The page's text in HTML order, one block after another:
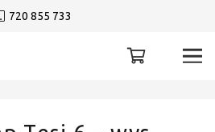
720 855 733